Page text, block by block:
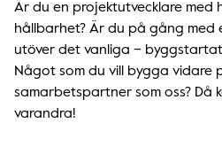
Är du en projektutvecklare med
hållbarhet? Är du på gång
utöver det vanliga –
Något som du vill bygga vidare
samarbetspartner som oss? Då
varandra!